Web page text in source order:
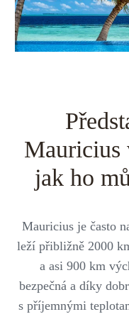
Mauricius
jak ho
Mauricius je často
leží přibližně 2000
a asi 900 km
bezpečná a díky
s příjemnými
Střední
Všechny
Private jet
Prodloužený
Safari
Všechny
Řecko
Uganda
Botswana
Všechny